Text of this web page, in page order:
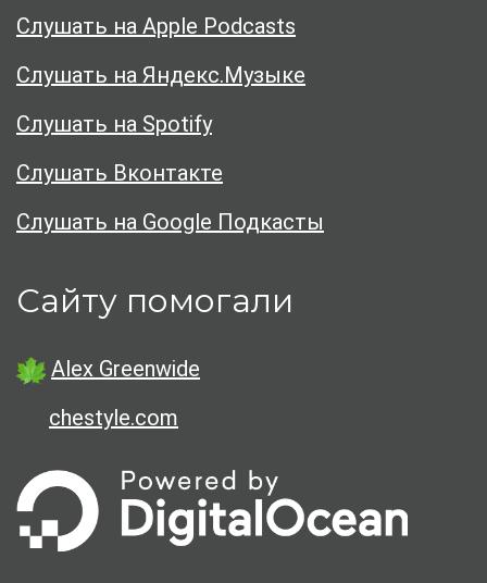
Слушать на Apple Podcasts
Слушать на Яндекс.Музыке
Слушать на Spotify
Слушать Вконтакте
Слушать на Google Подкасты
Сайту помогали
Alex Greenwide
chestyle.com